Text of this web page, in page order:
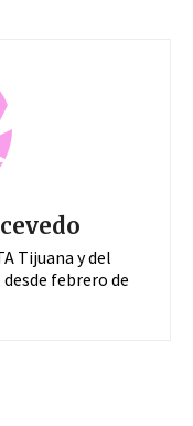
Tijuana y del
febrero de